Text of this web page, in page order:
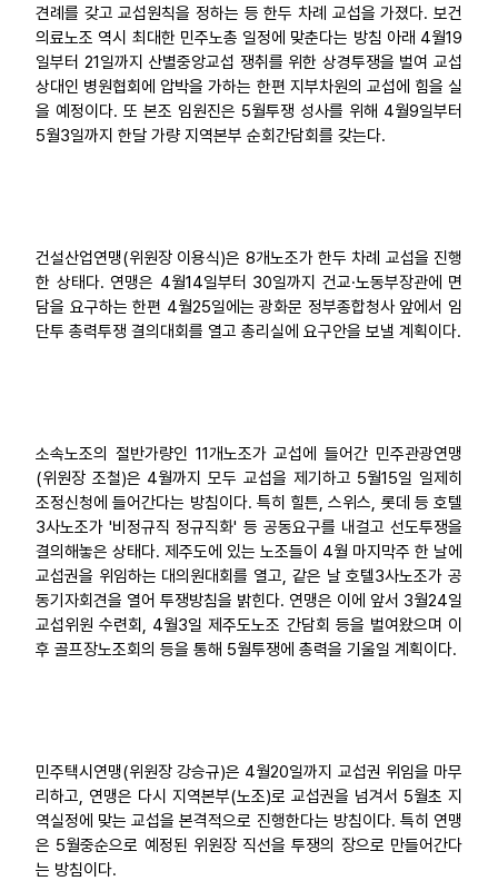
견례를 갖고 교섭원칙을 정하는 등 한두 차례 교섭을 가졌다. 보건
의료노조 역시 최대한 민주노총 일정에 맞춘다는 방침 아래 4월19
일부터 21일까지 산별중앙교섭 쟁취를 위한 상경투쟁을 벌여 교섭
상대인 병원협회에 압박을 가하는 한편 지부차원의 교섭에 힘을 실
을 예정이다. 또 본조 임원진은 5월투쟁 성사를 위해 4월9일부터
5월3일까지 한달 가량 지역본부 순회간담회를 갖는다.
건설산업연맹(위원장 이용식)은 8개노조가 한두 차례 교섭을 진행
한 상태다. 연맹은 4월14일부터 30일까지 건교·노동부장관에 면
담을 요구하는 한편 4월25일에는 광화문 정부종합청사 앞에서 임
단투 총력투쟁 결의대회를 열고 총리실에 요구안을 보낼 계획이다.
소속노조의 절반가량인 11개노조가 교섭에 들어간 민주관광연맹
(위원장 조철)은 4월까지 모두 교섭을 제기하고 5월15일 일제히
조정신청에 들어간다는 방침이다. 특히 힐튼, 스위스, 롯데 등 호텔
3사노조가 '비정규직 정규직화' 등 공동요구를 내걸고 선도투쟁을
결의해놓은 상태다. 제주도에 있는 노조들이 4월 마지막주 한 날에
교섭권을 위임하는 대의원대회를 열고, 같은 날 호텔3사노조가 공
동기자회견을 열어 투쟁방침을 밝힌다. 연맹은 이에 앞서 3월24일
교섭위원 수련회, 4월3일 제주도노조 간담회 등을 벌여왔으며 이
후 골프장노조회의 등을 통해 5월투쟁에 총력을 기울일 계획이다.
민주택시연맹(위원장 강승규)은 4월20일까지 교섭권 위임을 마무
리하고, 연맹은 다시 지역본부(노조)로 교섭권을 넘겨서 5월초 지
역실정에 맞는 교섭을 본격적으로 진행한다는 방침이다. 특히 연맹
은 5월중순으로 예정된 위원장 직선을 투쟁의 장으로 만들어간다
는 방침이다.